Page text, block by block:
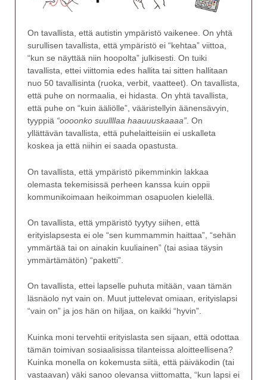
On tavallista, että autistin ympäristö vaikenee. On yhtä
surullisen tavallista, että ympäristö ei “kehtaa” viittoa,
“kun se näyttää niin hoopolta” julkisesti. On tuiki
tavallista, ettei viittomia edes hallita tai sitten hallitaan
nuo 50 tavallisinta (ruoka, verbit, vaatteet). On tavallista,
että puhe on normaalia, ei hidasta. On yhtä tavallista,
että puhe on “kuin ääliölle”, vääristellyin äänensävyin,
tyyppiä “oooonko suullllaa haauuuskaaaa”. On
yllättävän tavallista, että puhelaitteisiin ei uskalleta
koskea ja että niihin ei saada opastusta.
On tavallista, että ympäristö pikemminkin lakkaa
olemasta tekemisissä perheen kanssa kuin oppii
kommunikoimaan heikoimman osapuolen kielellä.
On tavallista, että ympäristö tyytyy siihen, että
erityislapsesta ei ole “sen kummammin haittaa”, “sehän
ymmärtää tai on ainakin kuuliainen” (tai asiaa täysin
ymmärtämätön) “paketti”.
On tavallista, ettei lapselle puhuta mitään, vaan tämän
läsnäolo nyt vain on. Muut juttelevat omiaan, erityislapsi
“vain on” ja jos hän on hiljaa, on kaikki “hyvin”.
Kuinka moni tervehtii erityislasta sen sijaan, että odottaa
tämän toimivan sosiaalisissa tilanteissa aloitteellisena?
Kuinka monella on kokemusta siitä, että päiväkodin (tai
vastaavan) väki sanoo olevansa viittomatta, “kun lapsi ei